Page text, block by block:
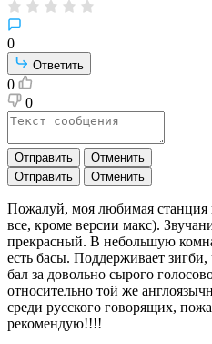
0
Ответить
0
0
Отправить
Отменить
Отправить
Отменить
Пожалуй, моя любимая станция
все, кроме версии макс).
прекрасный. В небольшую
есть басы. Поддерживает
бал за довольно сырого
относительно той же
среди русского говорящих,
рекомендую!!!!